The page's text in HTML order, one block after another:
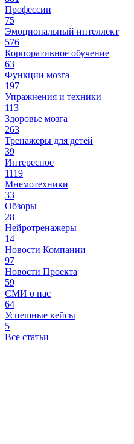
Профессии
75
Эмоциональный интеллект
576
Корпоративное обучение
63
Функции мозга
197
Упражнения и техники
113
Здоровье мозга
263
Тренажеры для детей
39
Интересное
1119
Мнемотехники
33
Обзоры
28
Нейротренажеры
14
Новости Компании
97
Новости Проекта
59
СМИ о нас
64
Успешные кейсы
5
Все статьи